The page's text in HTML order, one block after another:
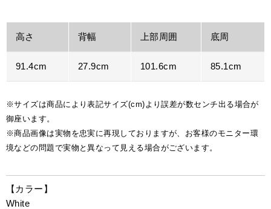
高さ 背幅 上部周囲 底周
91.4cm 27.9cm 101.6cm 85.1cm
※サイズは商品により表記サイズ(cm)より誤差が数センチ出る場合が
御座います。
※商品画像は実物を忠実に再現しておりますが、お客様のモニター環
境などの問題で実物と異なって見える場合がございます。
【カラー】
White